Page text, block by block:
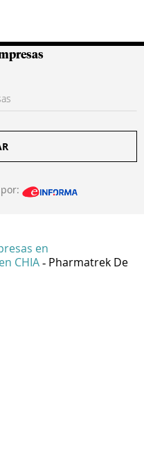
en
CHIA - Pharmatrek De